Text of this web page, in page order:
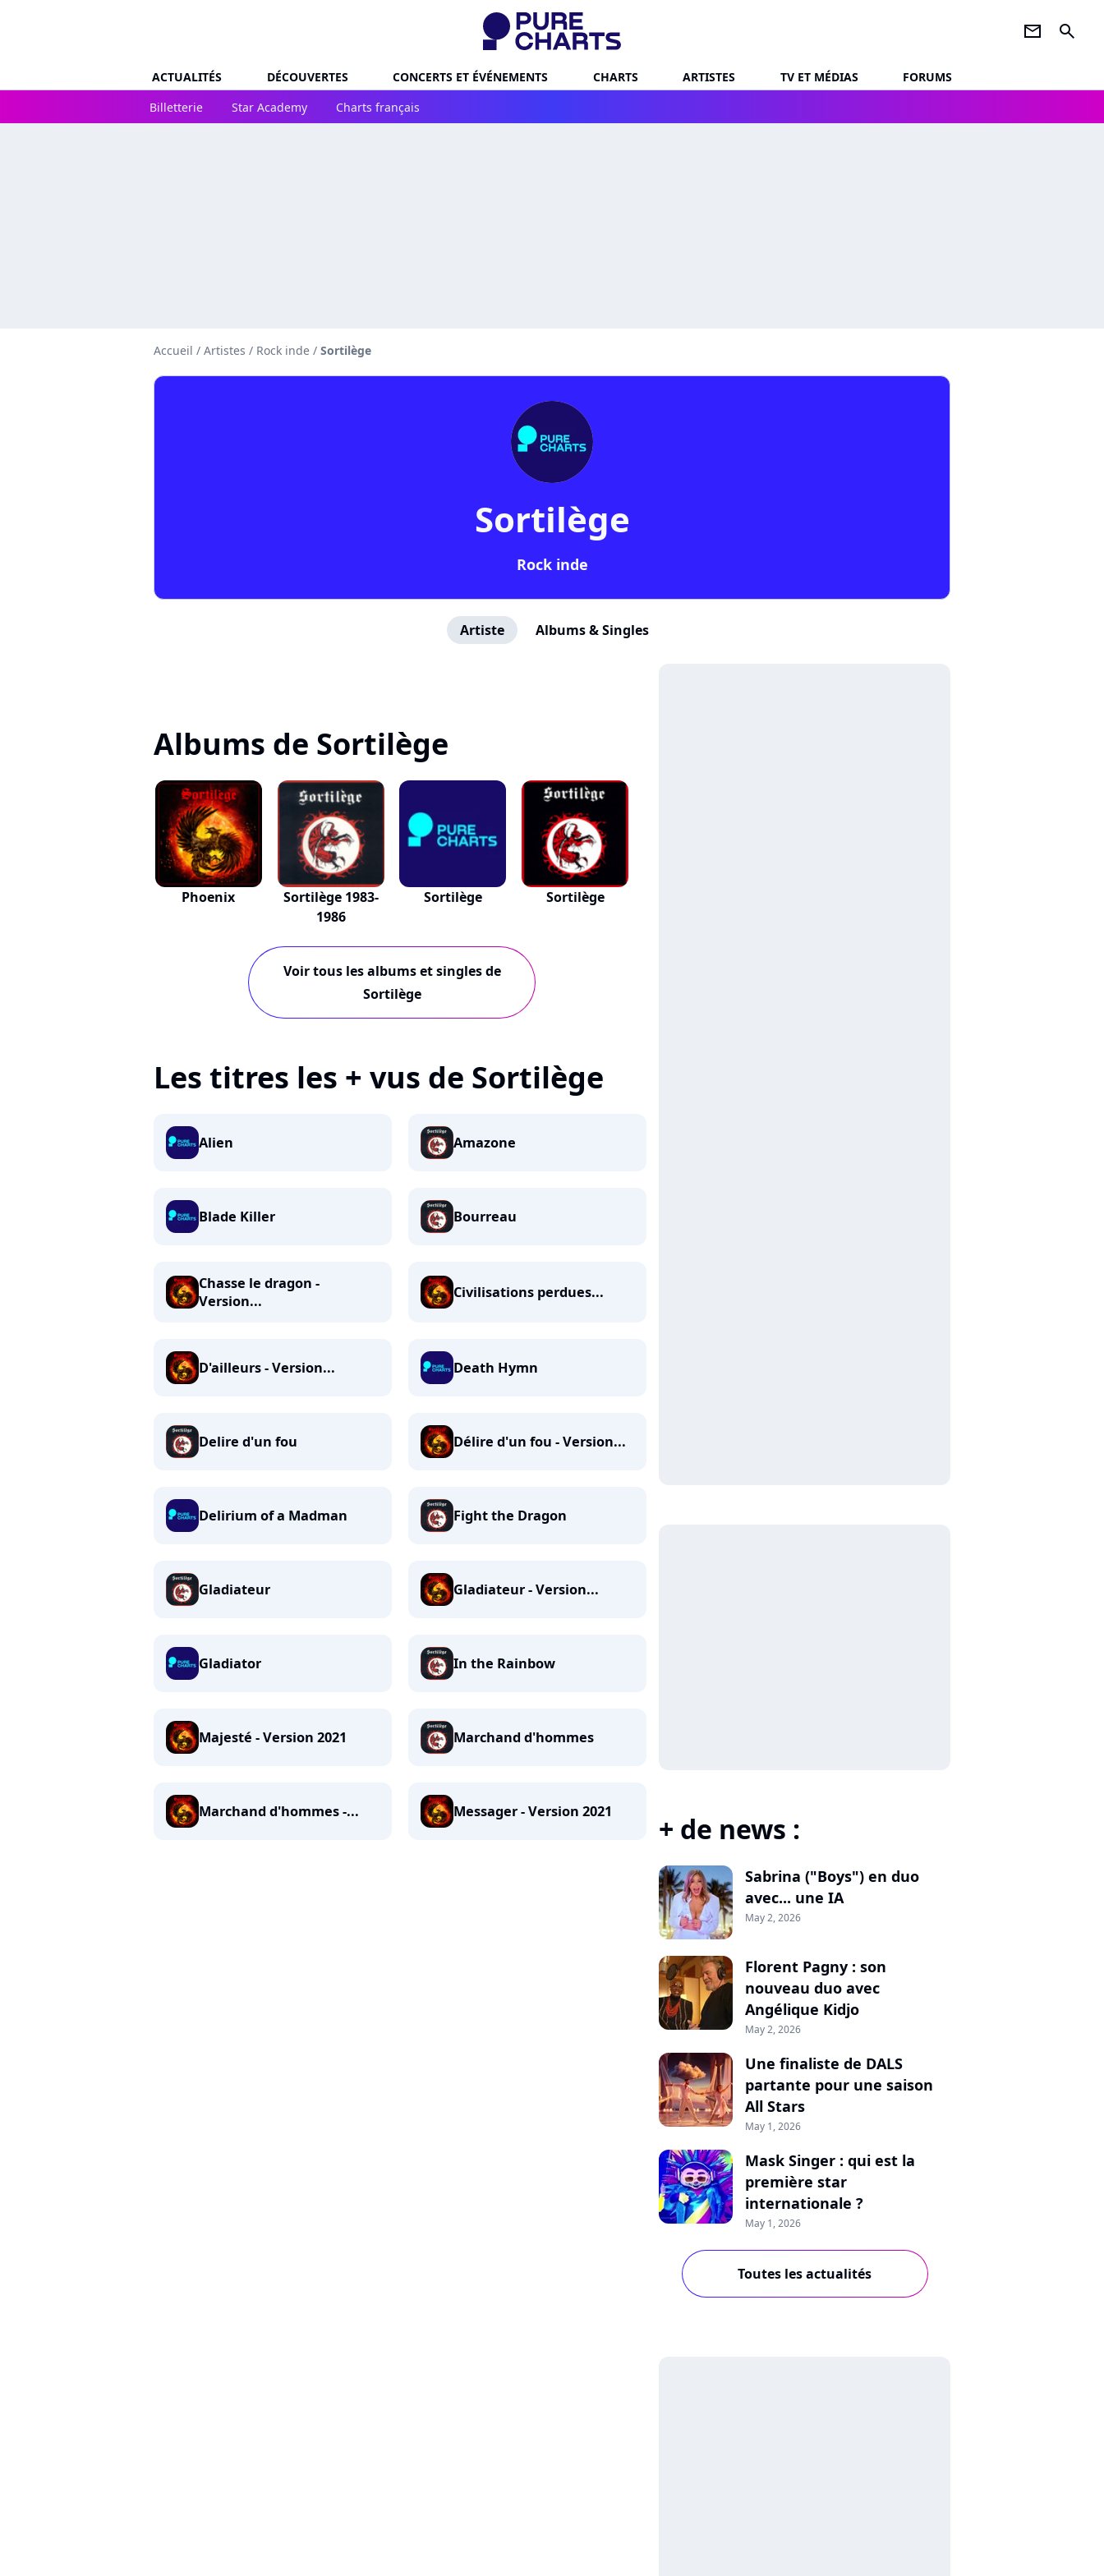
newsletter search
ACTUALITÉS DÉCOUVERTES CONCERTS ET ÉVÉNEMENTS CHARTS ARTISTES TV ET MÉDIAS
FORUMS
Billetterie
Star Academy Charts français
Accueil / Artistes / Rock inde / Sortilège
Sortilège
Rock inde
Artiste Albums & Singles
Albums de Sortilège
Phoenix
Sortilège 1983-
1986
Sortilège Sortilège
Voir tous les albums et singles de
Sortilège
Les titres les + vus de Sortilège
Alien Amazone
Blade Killer Bourreau
Chasse le dragon -
Version...
Civilisations perdues...
D'ailleurs - Version... Death Hymn
Delire d'un fou Délire d'un fou - Version...
Delirium of a Madman Fight the Dragon
Gladiateur Gladiateur - Version...
Gladiator In the Rainbow
Majesté - Version 2021 Marchand d'hommes
Marchand d'hommes -... Messager - Version 2021 + de news :
Sabrina ("Boys") en duo
avec... une IA
May 2, 2026
Florent Pagny : son
nouveau duo avec
Angélique Kidjo
May 2, 2026
Une finaliste de DALS
partante pour une saison
All Stars
May 1, 2026
Mask Singer : qui est la
première star
internationale ?
May 1, 2026
Toutes les actualités